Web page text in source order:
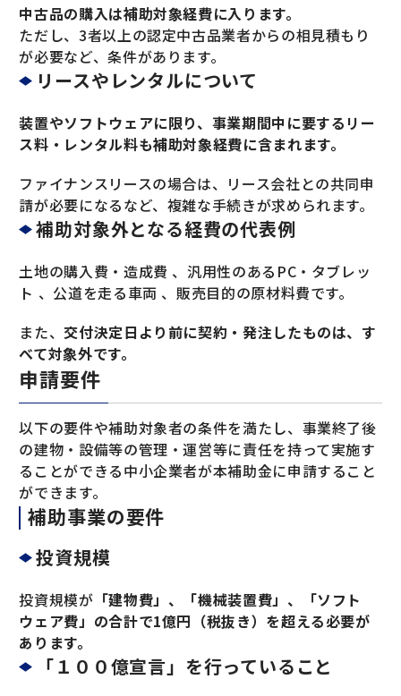
中古品の購入は補助対象経費に入ります。
ただし、3者以上の認定中古品業者からの相見積もり
が必要など、条件があります。
リースやレンタルについて
装置やソフトウェアに限り、事業期間中に要するリー
ス料・レンタル料も補助対象経費に含まれます。
ファイナンスリースの場合は、リース会社との共同申
請が必要になるなど、複雑な手続きが求められます。
補助対象外となる経費の代表例
土地の購入費・造成費 、汎用性のあるPC・タブレッ
ト 、公道を走る車両 、販売目的の原材料費です。
また、 交付決定日より前に契約・発注したものは、す
べて対象外です。
申請要件
以下の要件や補助対象者の条件を満たし、事業終了後
の建物・設備等の管理・運営等に責任を持って実施す
ることができる中小企業者が本補助金に申請すること
ができます。
補助事業の要件
投資規模
投資規模が 「建物費」、「機械装置費」、「ソフト
ウェア費」の合計で1億円（税抜き）を超える必要が
あります。
「１００億宣言」を行っていること